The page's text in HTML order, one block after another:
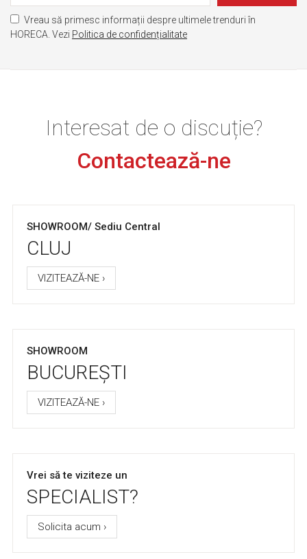
Vreau să primesc informații despre ultimele trenduri în
HORECA. Vezi Politica de confidențialitate
Interesat de o discuție?
Contactează-ne
SHOWROOM/ Sediu Central
CLUJ
VIZITEAZĂ-NE ›
SHOWROOM
BUCUREȘTI
VIZITEAZĂ-NE ›
Vrei să te viziteze un
SPECIALIST?
Solicita acum ›